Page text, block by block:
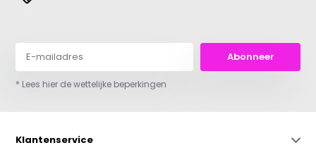
Abonneer
* Lees hier de wettelijke beperkingen
Klantenservice